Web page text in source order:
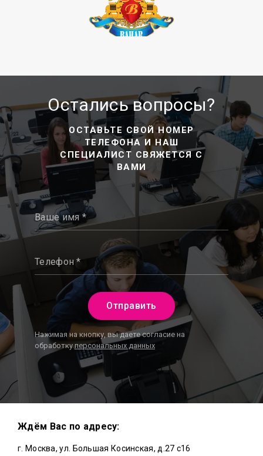
Остались вопросы?
ОСТАВЬТЕ СВОЙ НОМЕР
ТЕЛЕФОНА И НАШ
СПЕЦИАЛИСТ СВЯЖЕТСЯ С
ВАМИ
Ваше имя *
Телефон *
Отправить
Нажимая на кнопку, вы даете согласие на
обработку персональных данных
Ждём Вас по адресу:
г. Москва, ул. Большая Косинская, д.27 с16